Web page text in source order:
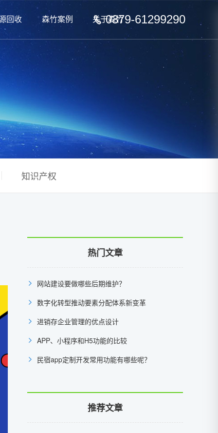
0379-61299290
回收 森竹案例 关于森竹
知识产权
热门文章
网站建设要做哪些后期维护？
数字化转型推动要素分配体系新变革
进销存企业管理的优点设计
APP、小程序和H5功能的比较
民宿app定制开发常用功能有哪些呢？
推荐文章